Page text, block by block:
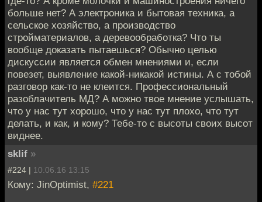
больше нет? А электроника и бытовая техника, а
сельское хозяйство, а производство
стройматериалов, а деревообработка? Что ты
вообще доказать пытаешься? Обычно целью
дискуссии является обмен мнениями и, если
повезет, выявление какой-никакой истины. А с тобой
разговор как-то не клеится. Профессиональный
разоблачитель МД? А можно твое мнение услышать,
что у нас тут хорошо, что у нас тут плохо, что тут
делать, и как, и кому? Тебе-то с высоты своих высот
виднее.
sklif »
#224 | 10.06.16 13:15
Кому: JinOptimist, #221